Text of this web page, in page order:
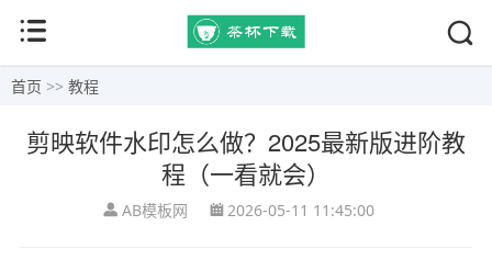
首页 >> 教程
剪映软件水印怎么做？2025最新版进阶教
程（一看就会）
AB模板网 2026-05-11 11:45:00